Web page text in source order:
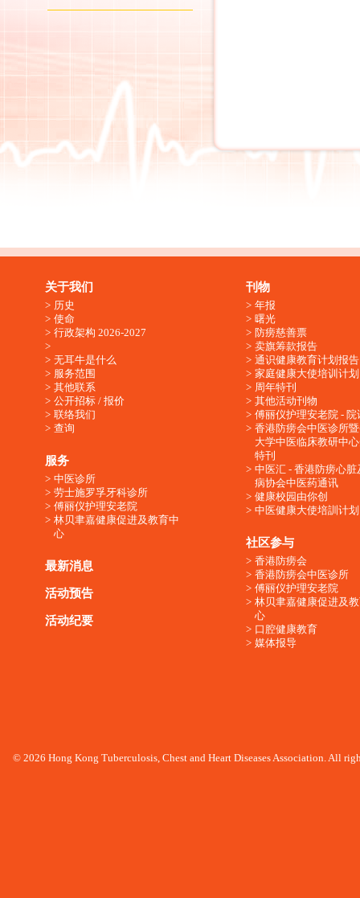
关于我们
历史
使命
行政架构 2026-2027
无耳牛是什么
服务范围
其他联系
公开招标 / 报价
联络我们
查询
服务
中医诊所
劳士施罗孚牙科诊所
傅丽仪护理安老院
林贝聿嘉健康促进及教育中
心
最新消息
活动预告
活动纪要
刊物
年报
曙光
防痨慈善票
卖旗筹款报告
通识健康教育计划报告
家庭健康大使培训计划
周年特刊
其他活动刊物
傅丽仪护理安老院 - 院
香港防痨会中医诊所
大学中医临床教研中
特刊
中医汇 - 香港防痨心脏
病协会中医药通讯
健康校园由你创
中医健康大使培訓计划
社区参与
香港防痨会
香港防痨会中医诊所
傅丽仪护理安老院
林贝聿嘉健康促进及
心
口腔健康教育
媒体报导
© 2026 Hong Kong Tuberculosis, Chest and Heart Diseases Association. All